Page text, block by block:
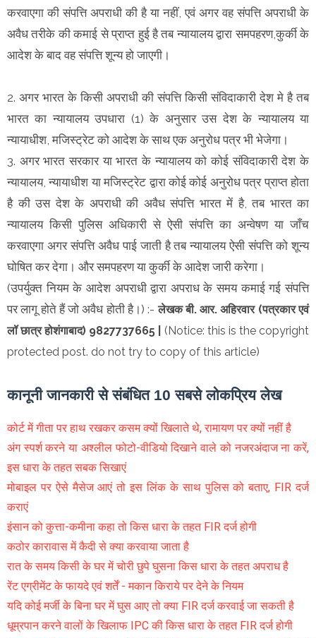
करवाएगा की संपत्ति अपराधी की है या नहीं, एवं अगर वह संपत्ति अपराधी के
अवैध तरीके की कमाई से प्राप्त हुई है तब न्यायालय द्वारा समपहरण,कुर्की के
आदेश के बाद वह संपत्ति शून्य हो जाएगी।
2. अगर भारत के किसी अपराधी की संपत्ति किसी संविदाकारी देश मे है तब
भारत का न्यायालय उपधारा (1) के अनुसार उस देश के न्यायालय या
न्यायाधीश, मजिस्ट्रेट को आदेश के साथ एक अनुरोध पत्र भी भेजेगा।
3. अगर भारत सरकार या भारत के न्यायालय को कोई संविदाकारी देश के
न्यायालय, न्यायाधीश या मजिस्ट्रेट द्वारा कोई कोई अनुरोध पत्र प्राप्त होता
है की उस देश के अपराधी की अवैध संपत्ति भारत में है, तब भारत का
न्यायालय किसी पुलिस अधिकारी से ऐसी संपत्ति का अन्वेषण या जाँच
करवाएगा अगर संपत्ति अवैध पाई जाती है तब न्यायालय ऐसी संपत्ति को शून्य
घोषित कर देगा। और समपहरण या कुर्की के आदेश जारी करेगा।
(उपर्युक्त नियम के आदेश अपराधी द्वारा अपराध के समय कमाई गई संपत्ति
पर लागू होते हैं जो अवैध होती है।):-लेखकबी. आर. अहिरवार (पत्रकार एवं
लॉ छात्र होशंगाबाद) 9827737665 | (Notice: this is the copyright
protected post. do not try to copy of this article)
कानूनी जानकारी से संबंधित 10 सबसे लोकप्रिय लेख
कोर्ट में गीता पर हाथ रखकर कसम क्यों खिलाते थे, रामायण पर क्यों नहीं है
अंग स्पर्श करने या अश्लील फोटो-वीडियो दिखाने वाले को नजरअंदाज ना करें,
इस धारा के तहत सबक सिखाएं
मोबाइल पर ऐसे मैसेज आएं तो इस लिंक के साथ पुलिस को बताए, FIR दर्ज
कराएं
इंसान को कुत्ता-कमीना कहा तो किस धारा के तहत FIR दर्ज होगी
कठोर कारावास में कैदी से क्या करवाया जाता है
रात के समय किसी के घर में चोरी छुपे घुसना किस धारा के तहत अपराध है
रेंट एग्रीमेंट के फायदे एवं शर्तें - मकान किराये पर देने के नियम
यदि कोई मर्जी के बिना घर में घुस आए तो क्या FIR दर्ज करवाई जा सकती है
धूम्रपान करने वालों के खिलाफ IPC की किस धारा के तहत FIR दर्ज होगी